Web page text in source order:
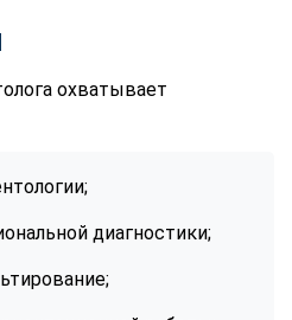
охватывает
диагностики;